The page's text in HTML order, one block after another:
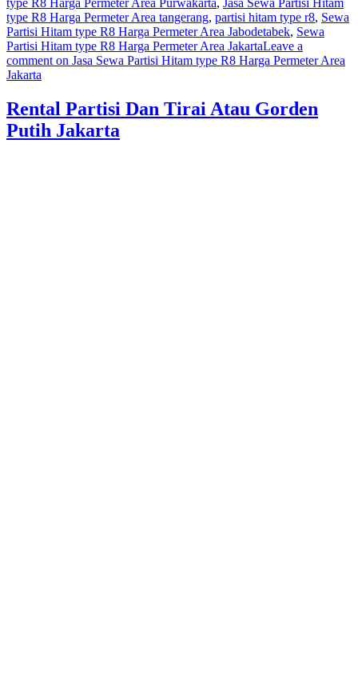
type R8 Harga Permeter Area tangerang, partisi hitam type r8, Sewa
Partisi Hitam type R8 Harga Permeter Area Jabodetabek, Sewa
Partisi Hitam type R8 Harga Permeter Area JakartaLeave a
comment on Jasa Sewa Partisi Hitam type R8 Harga Permeter Area
Jakarta
Rental Partisi Dan Tirai Atau Gorden
Putih Jakarta